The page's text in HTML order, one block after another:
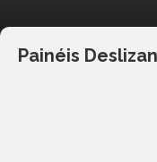
Painéis